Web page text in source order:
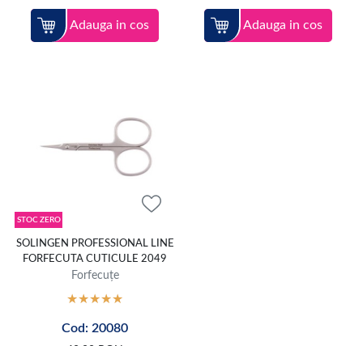
Adauga in cos Adauga in cos
STOC ZERO
SOLINGEN PROFESSIONAL LINE
FORFECUTA CUTICULE 2049
Forfecuțe
Cod: 20080